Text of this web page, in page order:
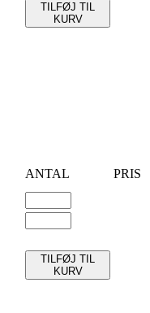
TILFØJ TIL
KURV
ANTAL PRIS
TILFØJ TIL
KURV